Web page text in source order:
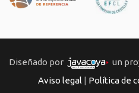
Diseñado por
un
Aviso legal | Política de